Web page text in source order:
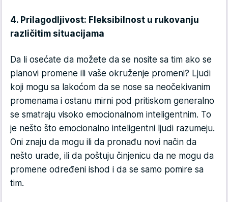
4. Prilagodljivost: Fleksibilnost u rukovanju
različitim situacijama
Da li osećate da možete da se nosite sa tim ako se
planovi promene ili vaše okruženje promeni? Ljudi
koji mogu sa lakoćom da se nose sa neočekivanim
promenama i ostanu mirni pod pritiskom generalno
se smatraju visoko emocionalnom inteligentnim. To
je nešto što emocionalno inteligentni ljudi razumeju.
Oni znaju da mogu ili da pronađu novi način da
nešto urade, ili da poštuju činjenicu da ne mogu da
promene određeni ishod i da se samo pomire sa
tim.